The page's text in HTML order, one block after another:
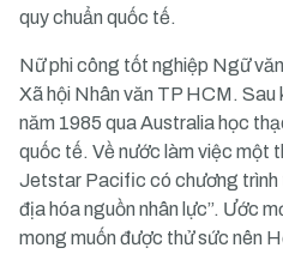
quy chuẩn quốc tế.
Nữ phi công tốt nghiệp Ngữ
Xã hội Nhân văn TP HCM. Sau
năm 1985 qua Australia học
quốc tế. Về nước làm việc một
Jetstar Pacific có chương trình
địa hóa nguồn nhân lực”. Ước
mong muốn được thử sức nên